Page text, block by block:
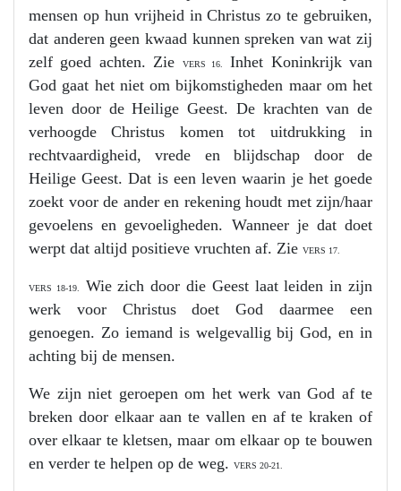
mensen op hun vrijheid in Christus zo te gebruiken,
dat anderen geen kwaad kunnen spreken van wat zij
zelf goed achten. Zie
VERS 16. Inhet Koninkrijk van
God gaat het niet om bijkomstigheden maar om het
leven door de Heilige Geest. De krachten van de
verhoogde Christus komen tot uitdrukking in
rechtvaardigheid, vrede en blijdschap door de
Heilige Geest. Dat is een leven waarin je het goede
zoekt voor de ander en rekening houdt met zijn/haar
gevoelens en gevoeligheden. Wanneer je dat doet
werpt dat altijd positieve vruchten af. Zie VERS 17.
VERS 18-19.
Wie zich door die Geest laat leiden in zijn
werk voor Christus doet God daarmee een
genoegen. Zo iemand is welgevallig bij God, en in
achting bij de mensen.
We zijn niet geroepen om het werk van God af te
breken door elkaar aan te vallen en af te kraken of
over elkaar te kletsen, maar om elkaar op te bouwen
en verder te helpen op de weg. VERS 20-21.